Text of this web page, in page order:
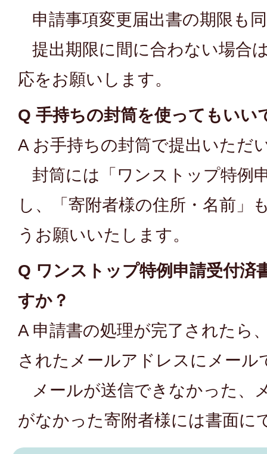
申請事項変更届出書の期限も
提出期限に間に合わない場合
応をお願いします。
Q 手持ちの封筒を使ってもいい
A お手持ちの封筒で提出いただ
封筒には「ワンストップ特例
し、「寄附者様の住所・名前」
うお願いいたします。
Q ワンストップ特例申請受付済
すか？
A 申請書の処理が完了されたら
されたメールアドレスにメール
メールが送信できなかった、
がなかった寄附者様には書面に